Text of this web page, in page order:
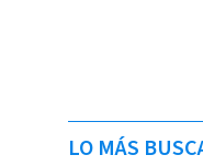
LO MÁS